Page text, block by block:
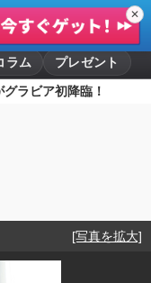
✕
ラム
プレゼント
ラビア初降臨！
[写真を拡大]